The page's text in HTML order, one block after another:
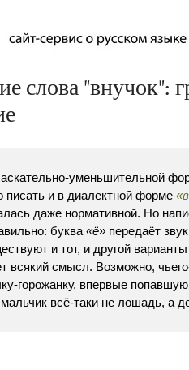
слова "внучок":
уменьшительной
писать и в диалектной форме
даже нормативной. Но
буква «ё» передаёт
и тот, и другой
всякий смысл. Возможно,
горожанку, впервые
всё-таки не лошадь, а